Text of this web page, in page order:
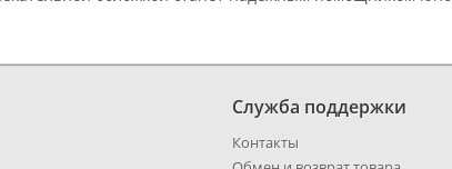
Служба поддержки
Контакты